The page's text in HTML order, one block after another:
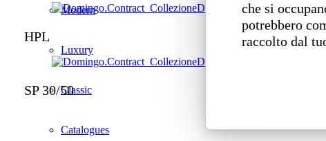
che si
potrebbero
raccolto dal
Modern
Luxury
Classic
Catalogues
HPL
SP 30/50